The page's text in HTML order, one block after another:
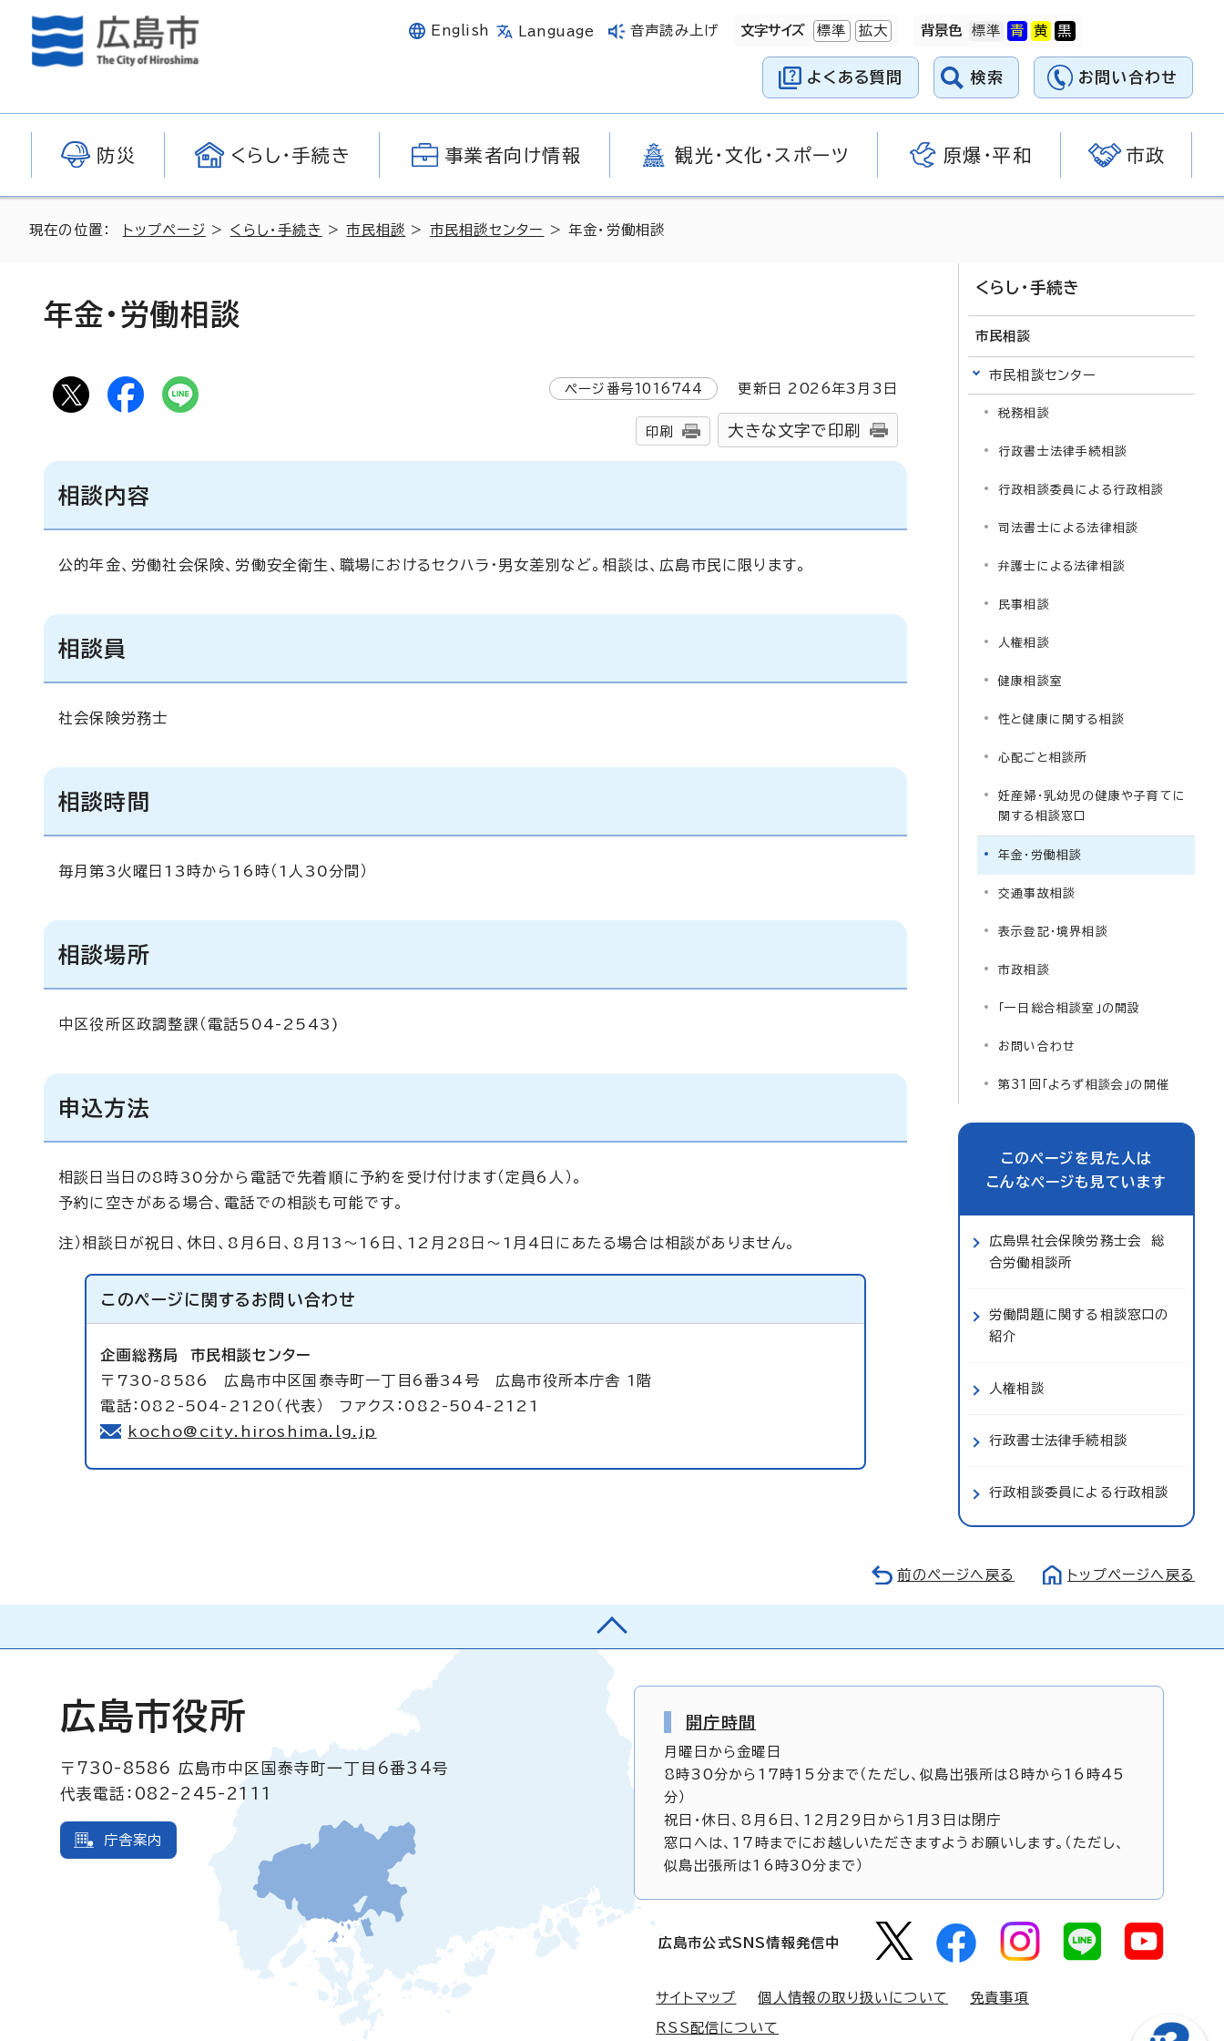
English Language 音声読み上げ 文字サイズ 標準 拡大 背景色
よくある質問 検索 お問い合わせ
防災 くらし・手続き 事業者向け情報 観光・文化・スポーツ 原爆・平和 市政
現在の位置： トップページ > くらし・手続き >市民相談 > 市民相談センター > 年金・労働相談
年金・労働相談
ページ番号1016744 更新日 2026年3月3日
印刷 大きな文字で印刷
相談内容
公的年金、労働社会保険、労働安全衛生、職場におけるセクハラ・男女差別など。相談は、広島市民に限ります。
相談員
社会保険労務士
相談時間
毎月第3火曜日13時から16時（1人30分間）
相談場所
中区役所区政調整課（電話504-2543)
申込方法
相談日当日の8時30分から電話で先着順に予約を受け付けます（定員6人）。
予約に空きがある場合、電話での相談も可能です。
注）相談日が祝日、休日、8月6日、8月13～16日、12月28日～1月4日にあたる場合は相談がありません。
このページに関する お問い合わせ
企画総務局 市民相談センター
〒730-8586 広島市中区国泰寺町一丁目6番34号 広島市役所本庁舎 1階
電話：082-504-2120（代表） ファクス：082-504-2121
kocho@city.hiroshima.lg.jp
くらし・手続き
市民相談
市民相談センター
税務相談
行政書士法律手続相談
行政相談委員による行政相談
司法書士による法律相談
弁護士による法律相談
民事相談
人権相談
健康相談室
性と健康に関する相談
心配ごと相談所
妊産婦・乳幼児の健康や子育てに
関する相談窓口
年金・労働相談
交通事故相談
表示登記・境界相談
市政相談
「一日総合相談室」の開設
お問い合わせ
第31回「よろず相談会」の開催
このページを見た人は
こんなページも見ています
広島県社会保険労務士会 総
合労働相談所
労働問題に関する相談窓口の
紹介
人権相談
行政書士法律手続相談
行政相談委員による行政相談
前のページへ戻る トップページへ戻る
広島市役所
〒730-8586
広島市中区国泰寺町一丁目6番34号
代表電話：082-245-2111
庁舎案内
開庁時間
月曜日から金曜日
8時30分から17時15分まで（ただし、似島出張所は8時から16時45
分）
祝日・休日、8月6日、12月29日から1月3日は閉庁
窓口へは、17時までにお越しいただきますようお願いします。（ただし、
似島出張所は16時30分まで）
広島市公式SNS情報発信中
サイトマップ 個人情報の取り扱いについて 免責事項
RSS配信について